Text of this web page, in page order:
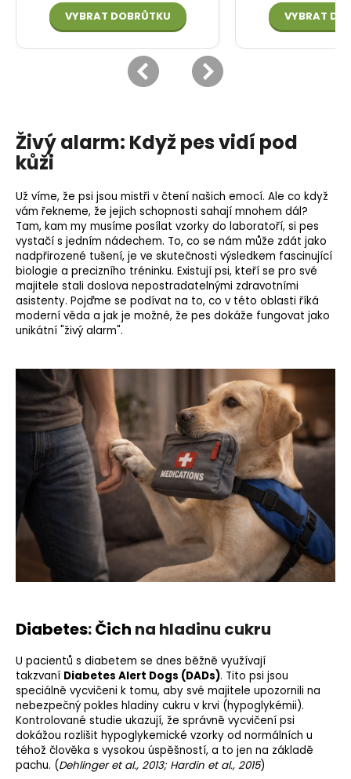
Živý alarm: Když pes vidí pod
kůži
Už víme, že psi jsou mistři v čtení našich emocí. Ale co když
vám řekneme, že jejich schopnosti sahají mnohem dál?
Tam, kam my musíme posílat vzorky do laboratoří, si pes
vystačí s jedním nádechem. To, co se nám může zdát jako
nadpřirozené tušení, je ve skutečnosti výsledkem fascinující
biologie a precizního tréninku. Existují psi, kteří se pro své
majitele stali doslova nepostradatelnými zdravotními
asistenty. Pojďme se podívat na to, co v této oblasti říká
moderní věda a jak je možné, že pes dokáže fungovat jako
unikátní "živý alarm".
Diabetes:Čich na hladinu cukru
U pacientů s diabetem se dnes běžně využívají
takzvaní Diabetes Alert Dogs (DADs). Tito psi jsou
speciálně vycvičeni k tomu, aby své majitele upozornili na
nebezpečný pokles hladiny cukru v krvi (hypoglykémii).
Kontrolované studie ukazují, že správně vycvičení psi
dokážou rozlišit hypoglykemické vzorky od normálních u
téhož člověka s vysokou úspěšností, a to jen na základě
pachu. (Dehlinger et al., 2013; Hardin et al., 2015)